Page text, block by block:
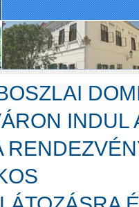
INDUL